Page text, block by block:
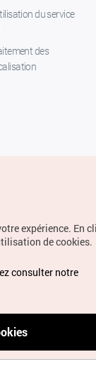
du service
des
en Corée.
expérience. En
de cookies.
consulter notre